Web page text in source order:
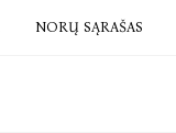
NORŲ SĄRAŠAS